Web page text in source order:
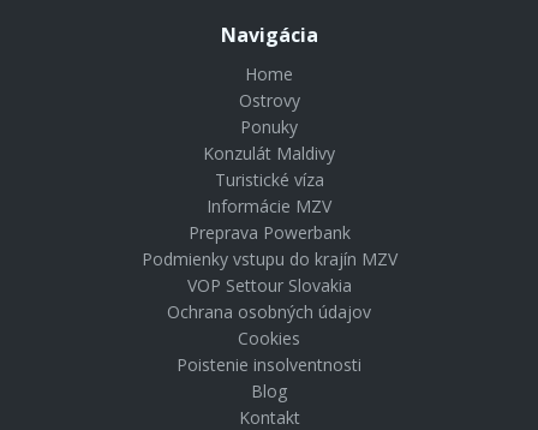
Navigácia
Home
Ostrovy
Ponuky
Konzulát Maldivy
Turistické víza
Informácie MZV
Preprava Powerbank
Podmienky vstupu do krajín MZV
VOP Settour Slovakia
Ochrana osobných údajov
Cookies
Poistenie insolventnosti
Blog
Kontakt